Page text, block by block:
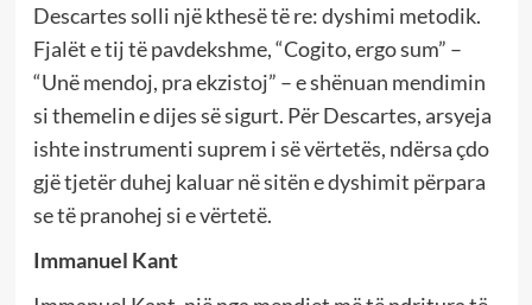
Descartes solli një kthesë të re: dyshimi metodik.
Fjalët e tij të pavdekshme, “Cogito, ergo sum” –
“Unë mendoj, pra ekzistoj” – e shënuan mendimin
si themelin e dijes së sigurt. Për Descartes, arsyeja
ishte instrumenti suprem i së vërtetës, ndërsa çdo
gjë tjetër duhej kaluar në sitën e dyshimit përpara
se të pranohej si e vërtetë.
Immanuel Kant